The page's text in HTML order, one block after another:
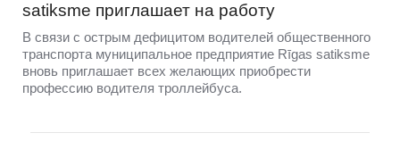
satiksme приглашает на работу
В связи с острым дефицитом водителей общественного
транспорта муниципальное предприятие Rīgas satiksme
вновь приглашает всех желающих приобрести
профессию водителя троллейбуса.